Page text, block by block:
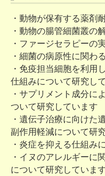
・動物が保有する薬剤
・動物の腸管細菌叢の
・ファージセラピーの
・細菌の病原性に関わ
・免疫担当細胞を利用
仕組みについて研究し
・サプリメント成分に
ついて研究しています
・遺伝子治療に向けた
副作用軽減について研
・炎症を抑える仕組み
・イヌのアレルギーに
について研究していま